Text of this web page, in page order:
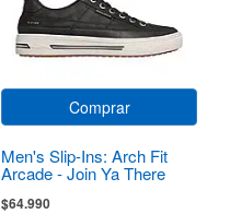
Comprar
Men's Slip-Ins: Arch Fit
Arcade - Join Ya There
$64.990